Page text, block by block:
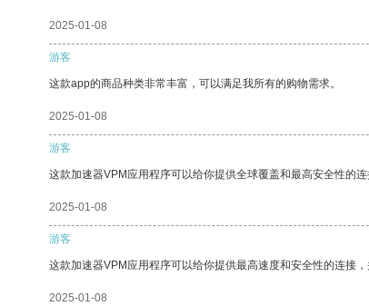
2025-01-08
游客
这款app的商品种类非常丰富，可以满足我所有的购物需求。
2025-01-08
游客
这款加速器VPM应用程序可以给你提供全球覆盖和最高安全性的连
2025-01-08
游客
这款加速器VPM应用程序可以给你提供最高速度和安全性的连接，
2025-01-08